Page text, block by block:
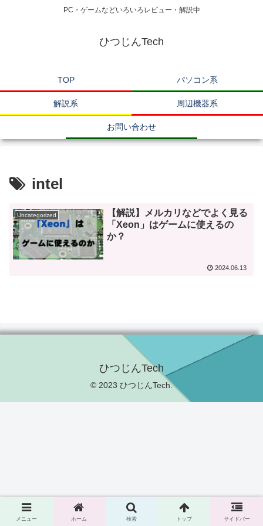
PC・ゲームなどいろいろレビュー・解説中
ひつじんTech
TOP パソコン系
解説系 周辺機器系
お問い合わせ
intel
Uncategorized
【解説】メルカリなどでよく見る
「Xeon」はゲームに使えるの
か？
2024.06.13
ひつじんTech
© 2023 ひつじんTech.
メニュー ホーム 検索 トップ サイドバー